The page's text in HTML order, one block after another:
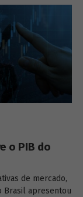
o PIB do
de mercado,
Brasil apresentou